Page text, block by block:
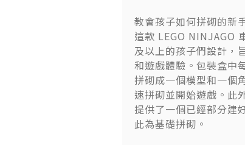
教會孩子如何拼砌的新
這款 LEGO NINJAGO
及以上的孩子們設計，
和遊戲體驗。包裝盒中
拼砌成一個模型和一個
速拼砌並開始遊戲。此
提供了一個已經部分建
此為基礎拼砌。